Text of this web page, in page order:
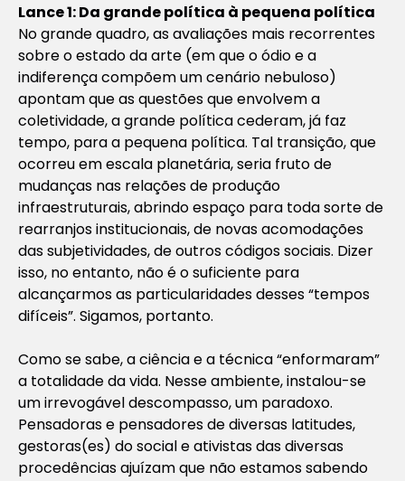
Lance 1: Da grande política à pequena política
No grande quadro, as avaliações mais recorrentes
sobre o estado da arte (em que o ódio e a
indiferença compõem um cenário nebuloso)
apontam que as questões que envolvem a
coletividade, a grande política cederam, já faz
tempo, para a pequena política. Tal transição, que
ocorreu em escala planetária, seria fruto de
mudanças nas relações de produção
infraestruturais, abrindo espaço para toda sorte de
rearranjos institucionais, de novas acomodações
das subjetividades, de outros códigos sociais. Dizer
isso, no entanto, não é o suficiente para
alcançarmos as particularidades desses “tempos
difíceis”. Sigamos, portanto.
Como se sabe, a ciência e a técnica “enformaram”
a totalidade da vida. Nesse ambiente, instalou-se
um irrevogável descompasso, um paradoxo.
Pensadoras e pensadores de diversas latitudes,
gestoras(es) do social e ativistas das diversas
procedências ajuízam que não estamos sabendo